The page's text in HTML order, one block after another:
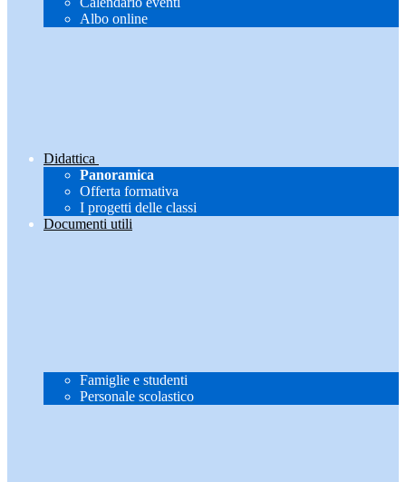
Albo online
Didattica
Panoramica
Offerta formativa
I progetti delle classi
Documenti utili
Famiglie e studenti
Personale scolastico